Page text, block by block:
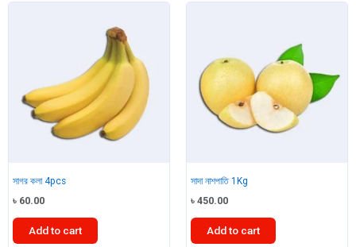
সাগর কলা 4pcs
৳ 60.00
Add to cart
সাদা নাশপাতি 1Kg
৳ 450.00
Add to cart